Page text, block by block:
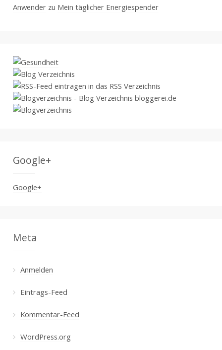
Anwenderzu Mein täglicher Energiespender
Google+
Google+
Meta
Anmelden
Eintrags-Feed
Kommentar-Feed
WordPress.org